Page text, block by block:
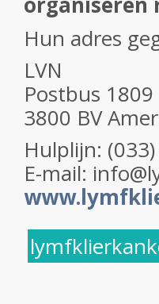
Hun adres
LVN
Postbus 1809
3800 BV
Hulplijn:
E-mail: